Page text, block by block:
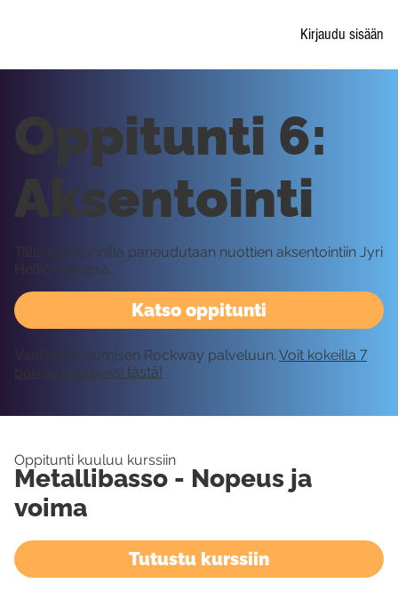
Kirjaudu sisään
Katso oppitunti
Oppitunti 6:
Aksentointi
Tällä oppitunnilla paneudutaan nuottien aksentointiin Jyri
Helkon kanssa.
Vaatii kirjautumisen Rockway palveluun. Voit kokeilla 7
päivää ilmaiseksi tästä!
Oppitunti kuuluu kurssiin
Metallibasso - Nopeus ja
voima
Tutustu kurssiin